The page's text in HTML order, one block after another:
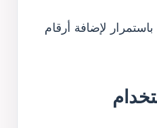
لإضافة أرقام